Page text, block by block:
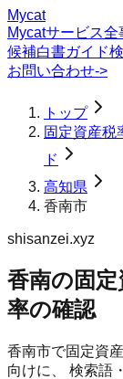
Mycat
Mycatサービス全
候補白書ガイド
お問い合わせ->
トップ
固定資産税
ド
高知県
香南市
shisanzei.xyz
香南の固
率の確認
香南市で固定資
向けに、 検索語